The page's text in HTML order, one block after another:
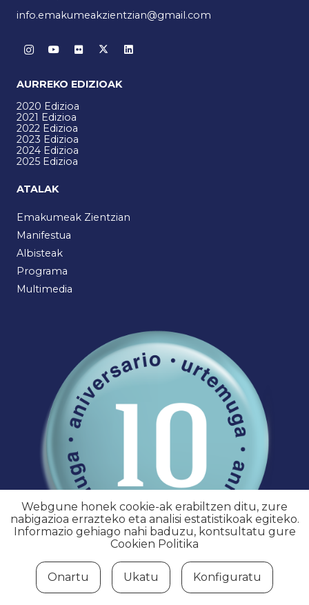
info.emakumeakzientzian@gmail.com
AURREKO EDIZIOAK
2020 Edizioa
2021 Edizioa
2022 Edizioa
2023 Edizioa
2024 Edizioa
2025 Edizioa
ATALAK
Emakumeak Zientzian
Manifestua
Albisteak
Programa
Multimedia
Webgune honek cookie-ak erabiltzen ditu, zure
nabigazioa errazteko eta analisi estatistikoak egiteko.
Informazio gehiago nahi baduzu, kontsultatu gure
Cookien Politika
Onartu Ukatu Konfiguratu